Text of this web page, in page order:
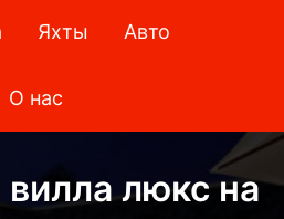
Яхты Авто
О нас
вилла люкс на